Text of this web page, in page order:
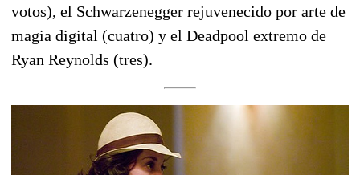
votos), el Schwarzenegger rejuvenecido por arte de
magia digital (cuatro) y el Deadpool extremo de
Ryan Reynolds (tres).